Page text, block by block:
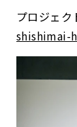
プロジェク
shishimai-